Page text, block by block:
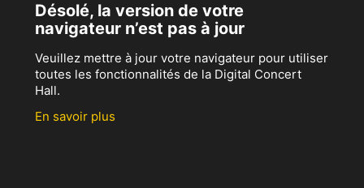
Désolé, la version de votre
navigateur n’est pas à jour
Veuillez mettre à jour votre navigateur pour utiliser
toutes les fonctionnalités de la Digital Concert
Hall.
En savoir plus